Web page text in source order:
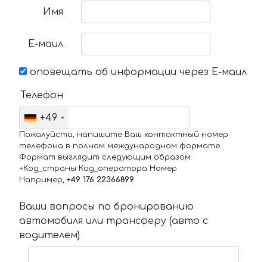
Имя
Е-маил
оповещать об информации через Е-маил
Телефон
+49
Пожалуйста, напишите Ваш контактный номер
телефона в полном международном формате.
Формат выглядит следующим образом:
+Код_страны Код_оператора Номер
Например, +49 176 22366899
Ваши вопросы по бронированию
автомобиля или трансферу (авто с
водителем)